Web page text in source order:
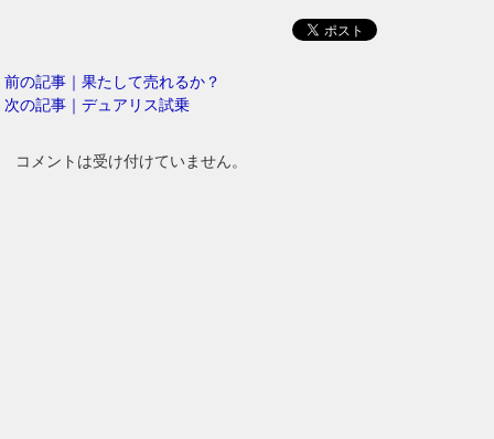
前の記事｜果たして売れるか？
次の記事｜デュアリス試乗
コメントは受け付けていません。